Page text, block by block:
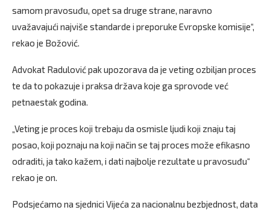
samom pravosuđu, opet sa druge strane, naravno
uvažavajući najviše standarde i preporuke Evropske komisije“,
rekao je Božović.
Advokat Radulović pak upozorava da je veting ozbiljan proces
te da to pokazuje i praksa država koje ga sprovode već
petnaestak godina.
„Veting je proces koji trebaju da osmisle ljudi koji znaju taj
posao, koji poznaju na koji način se taj proces može efikasno
odraditi, ja tako kažem, i dati najbolje rezultate u pravosuđu“
rekao je on.
Podsjećamo na sjednici Vijeća za nacionalnu bezbjednost, data